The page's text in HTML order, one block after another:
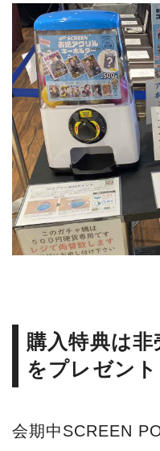
購入特典は
をプレゼント
会期中SCREEN